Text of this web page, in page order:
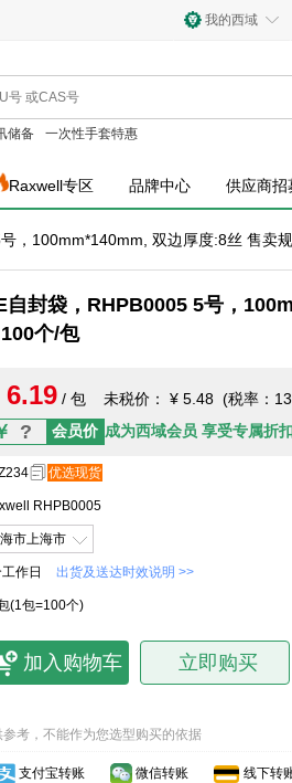
我的西域
储备 一次性手套特惠
Raxwell专区 品牌中心 供应商招
，100mm*140mm, 双边厚度:8丝 售卖
自封袋，RHPB0005 5号，
个/包
6.19 / 包 未税价： ¥ 5.48 (税率：
? 会员价 成为西域会员 享受专属折
优选现货
RHPB0005
市上海市
作日 出货及送达时效说明 >>
(1包=100个)
加入购物车 立即购买
参考，不能作为您选型购买的依据
支付宝转账 微信转账 线下转